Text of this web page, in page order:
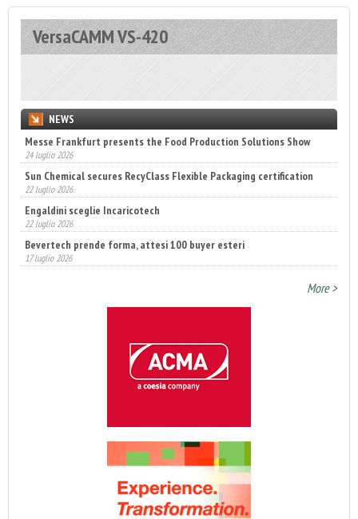
VersaCAMM VS-420
NEWS
Messe Frankfurt presents the Food Production Solutions Show
24 luglio 2026
Sun Chemical secures RecyClass Flexible Packaging certification
22 luglio 2026
Engaldini sceglie Incaricotech
22 luglio 2026
Bevertech prende forma, attesi 100 buyer esteri
17 luglio 2026
More >